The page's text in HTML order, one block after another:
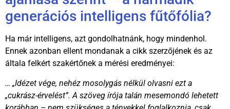
generációs intelligens fűtőfólia?
Ha már intelligens, azt gondolhatnánk, hogy mindenhol.
Ennek azonban ellent mondanak a cikk szerzőjének és az
általa felkért szakértőnek a mérési eredményei:
… „Idézet vége, nehéz mosolygás nélkül olvasni ezt a
„cukrász-érvelést”. A szöveg írója talán mesemondó lehetett